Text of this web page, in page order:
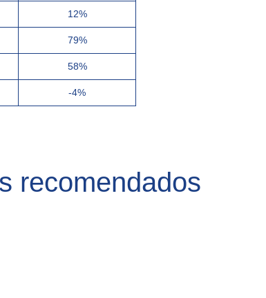
12%
79%
58%
-4%
recomendados